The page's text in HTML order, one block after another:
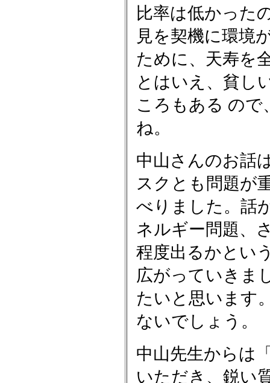
比率は低かった
見を契機に環境
ために、天寿を
とはいえ、貧し
ころもある ので
ね。
中山さんのお話
スクとも問題が
べりました。話
ネルギー問題、
程度出るかとい
広がっていきま
たいと思います
ないでしょう。
中山先生からは
いただき、鋭い